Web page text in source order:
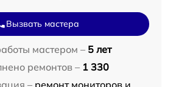
Вызвать мастера
мастером – 5 лет
ремонтов – 1 330
– ремонт мониторов и